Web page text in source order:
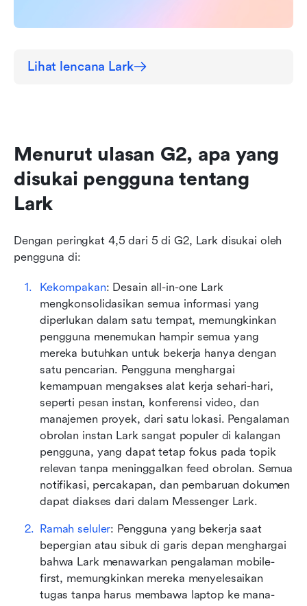
Lihat lencana Lark
Menurut ulasan G2, apa yang
disukai pengguna tentang
Lark
Dengan peringkat 4,5 dari 5 di G2, Lark disukai oleh
pengguna di:
Kekompakan: Desain all-in-one Lark
mengkonsolidasikan semua informasi yang
diperlukan dalam satu tempat, memungkinkan
pengguna menemukan hampir semua yang
mereka butuhkan untuk bekerja hanya dengan
satu pencarian. Pengguna menghargai
kemampuan mengakses alat kerja sehari-hari,
seperti pesan instan, konferensi video, dan
manajemen proyek, dari satu lokasi. Pengalaman
obrolan instan Lark sangat populer di kalangan
pengguna, yang dapat tetap fokus pada topik
relevan tanpa meninggalkan feed obrolan. Semua
notifikasi, percakapan, dan pembaruan dokumen
dapat diakses dari dalam Messenger Lark.
Ramah seluler: Pengguna yang bekerja saat
bepergian atau sibuk di garis depan menghargai
bahwa Lark menawarkan pengalaman mobile-
first, memungkinkan mereka menyelesaikan
tugas tanpa harus membawa laptop ke mana-